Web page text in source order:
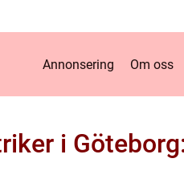
Annonsering Om oss
i